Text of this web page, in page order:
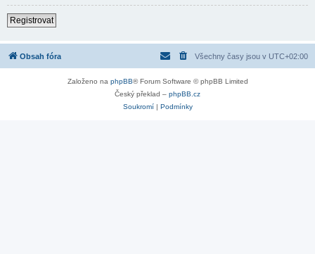
Registrovat
Obsah fóra Všechny časy jsou v UTC+02:00
Založeno na phpBB® Forum Software © phpBB Limited
Český překlad – phpBB.cz
Soukromí| Podmínky